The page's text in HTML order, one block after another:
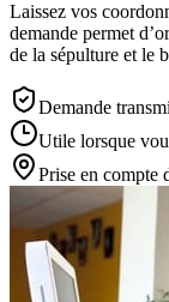
Laissez vos
demande permet
de la sépulture et le
Demande
Utile lorsque
Prise en compte